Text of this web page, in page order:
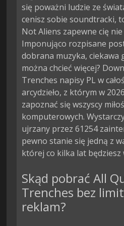
się poważni ludzie ze
cenisz sobie soundtracki,
Not Aliens zapewne cię nie
Imponująco rozpisane
dobrana muzyka, ciekawa
można chcieć więcej?
Trenches napisy PL w
arcydzieło, z którym w
zapoznać się wszyscy
komputerowych.
ujrzany przez 61254
pewno stanie się jedną z
której co kilka lat będziesz
Skąd pobrać All
Trenches bez
reklam?